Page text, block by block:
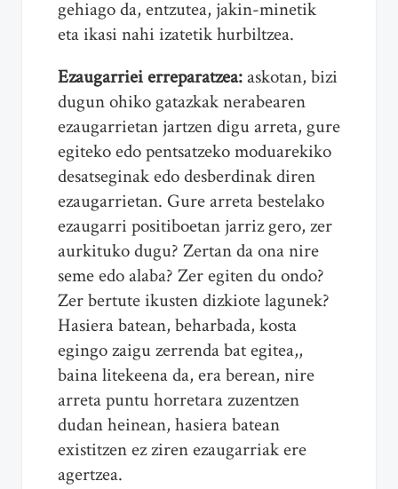
gehiago da, entzutea, jakin-minetik
eta ikasi nahi izatetik hurbiltzea.
Ezaugarriei erreparatzea:askotan, bizi
dugun ohiko gatazkak nerabearen
ezaugarrietan jartzen digu arreta, gure
egiteko edo pentsatzeko moduarekiko
desatseginak edo desberdinak diren
ezaugarrietan. Gure arreta bestelako
ezaugarri positiboetan jarriz gero, zer
aurkituko dugu? Zertan da ona nire
seme edo alaba? Zer egiten du ondo?
Zer bertute ikusten dizkiote lagunek?
Hasiera batean, beharbada, kosta
egingo zaigu zerrenda bat egitea,,
baina litekeena da, era berean, nire
arreta puntu horretara zuzentzen
dudan heinean, hasiera batean
existitzen ez ziren ezaugarriak ere
agertzea.